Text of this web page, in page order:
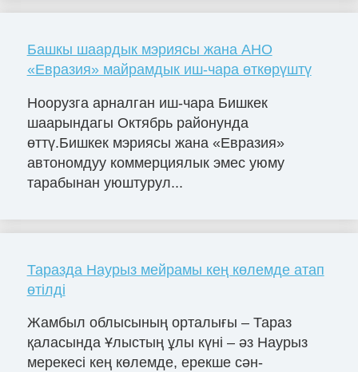
Башкы шаардык мэриясы жана АНО
«Евразия» майрамдык иш-чара өткөрүштү
Ноорузга арналган иш-чара Бишкек
шаарындагы Октябрь районунда
өттү.Бишкек мэриясы жана «Евразия»
автономдуу коммерциялык эмес уюму
тарабынан уюштурул...
Таразда Наурыз мейрамы кең көлемде атап
өтілді
Жамбыл облысының орталығы – Тараз
қаласында Ұлыстың ұлы күні – әз Наурыз
мерекесі кең көлемде, ерекше сән-